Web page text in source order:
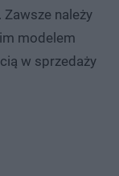
należy
modelem
w sprzedaży